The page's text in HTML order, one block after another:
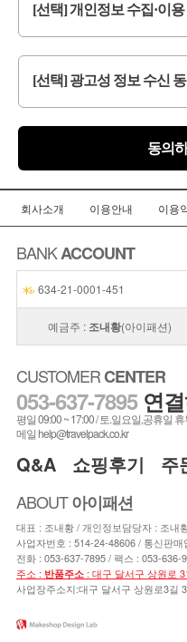
[선택] 개인정보 수집·이용
[선택] 광고성 정보 수신 동
동의
회사소개 이용안내 이용
BANKACCOUNT
634-21-0001-451
예금주 : 조내황(아이패션)
CUSTOMERCENTER
053-637-7895 연
평일 09:00 ~ 17:00 / 토.일요일,공휴일
메일 help@travelpack.co.kr
Q&A 쇼핑후기 주
ABOUT아이패션
대표 : 조내황 / 개인정보담당자 : 조내
사업자번호 : 514-24-48606 / 통신판
전화 : 053-637-7895/ 팩스 : 053-636-
주소 : 반품주소 : 대구 달서구 상원로
사업장주소지:대구 달서구 상원로3길